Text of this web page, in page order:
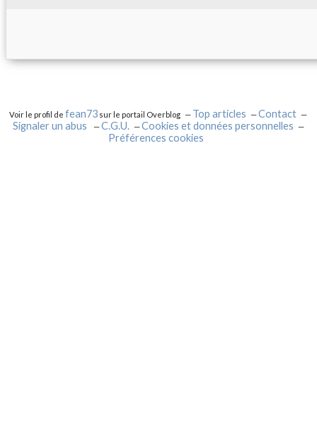
Voir le profil defean73 sur le portail Overblog Top articles
Contact
Signaler un abus
C.G.U.
Cookies et données personnelles
Préférences cookies